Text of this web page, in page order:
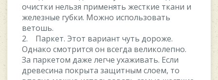
очистки нельзя применять жесткие ткани и
железные губки. Можно использовать
ветошь.
2. Паркет. Этот вариант чуть дороже.
Однако смотрится он всегда великолепно.
За паркетом даже легче ухаживать. Если
древесина покрыта защитным слоем, то